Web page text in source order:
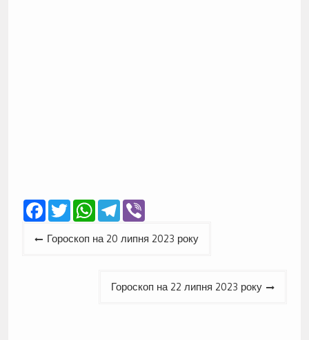
Facebook
TwitterWhatsApp
Telegram
Viber
Навігація
Гороскоп на 20 липня 2023 року
Гороскоп на 22 липня 2023 року